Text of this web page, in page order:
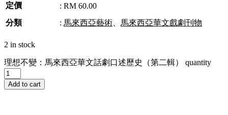
定價 : RM 60.00
分類
: 馬來西亞藝術 馬來西亞華文戲劇刊物
2 in stock
理想不變：馬來西亞華文話劇口述歷史（第二輯） quantity
Add to cart